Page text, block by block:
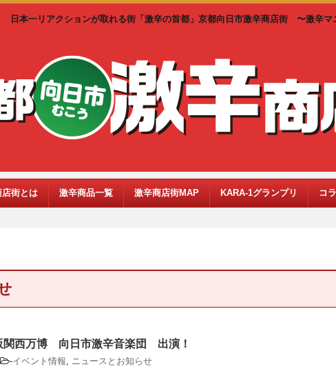
日本一リアクションが取れる街「激辛の首都」京都向日市激辛商店街 〜激辛マ
街とは 激辛商品一覧 激辛商店街MAP KARA-1グランプリ コ
関西万博 向日市激辛音楽団 出演！
-イベント情報, ニュースとお知らせ